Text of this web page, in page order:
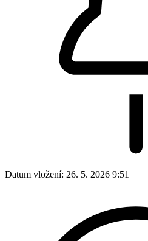
Datum vložení: 26. 5. 2026 9:51